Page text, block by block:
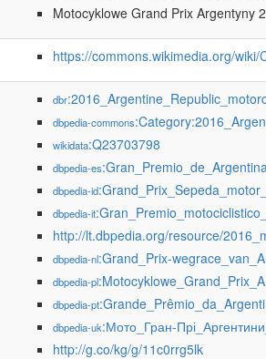
Motocyklowe Grand Prix Argentyny
https://commons.wikimedia.org/
dbr
dbpedia-commons
wikidata:Q23703798
dbpedia-es
dbpedia-id
dbpedia-it
http://lt.dbpedia.org/resource/
dbpedia-nl:Grand_Prix-
dbpedia-pl
dbpedia-pt
dbpedia-uk:Мото_Гран-
http://g.co/kg/g/11c0rrg5lk